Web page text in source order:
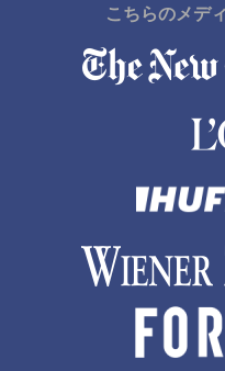
こちらのメデ